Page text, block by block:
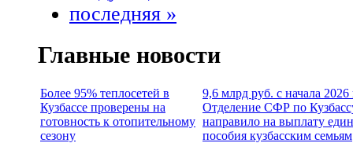
последняя »
Главные новости
Более 95% теплосетей в
Кузбассе проверены на
готовность к отопительному
сезону
9,6 млрд руб. с начала 2026
Отделение СФР по
направило на выплату
пособия кузбасским семьям